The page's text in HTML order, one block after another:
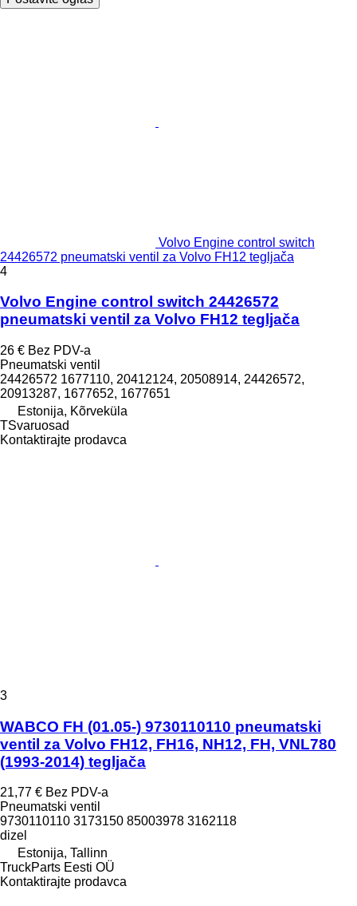
Volvo Engine control switch
24426572 pneumatski ventil za Volvo FH12 tegljača
4
Volvo Engine control switch 24426572
pneumatski ventil za Volvo FH12 tegljača
26 € Bez PDV-a
Pneumatski ventil
24426572 1677110, 20412124, 20508914, 24426572,
20913287, 1677652, 1677651
Estonija, Kõrveküla
TSvaruosad
Kontaktirajte prodavca
3
WABCO FH (01.05-) 9730110110 pneumatski
ventil za Volvo FH12, FH16, NH12, FH, VNL780
(1993-2014) tegljača
21,77 € Bez PDV-a
Pneumatski ventil
9730110110 3173150 85003978 3162118
dizel
Estonija, Tallinn
TruckParts Eesti OÜ
Kontaktirajte prodavca